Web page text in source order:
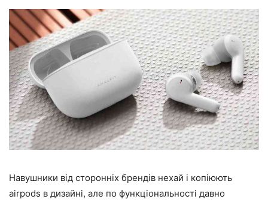
Навушники від сторонніх брендів нехай і копіюють
airpods в дизайні, але по функціональності давно